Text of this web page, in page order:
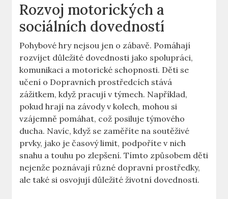
Rozvoj motorických a
sociálních dovedností
Pohybové hry nejsou jen o zábavě. Pomáhají
rozvíjet důležité dovednosti jako spolupráci,
komunikaci a motorické schopnosti. Děti se
učení o Dopravních prostředcích stává
zážitkem, když pracují v týmech. Například,
pokud hrají na závody v kolech, mohou si
vzájemně pomáhat, což posiluje týmového
ducha. Navíc, když se zaměříte na soutěživé
prvky, jako je časový limit, podpoříte v nich
snahu a touhu po zlepšení. Tímto způsobem děti
nejenže poznávají různé dopravní prostředky,
ale také si osvojují důležité životní dovednosti.